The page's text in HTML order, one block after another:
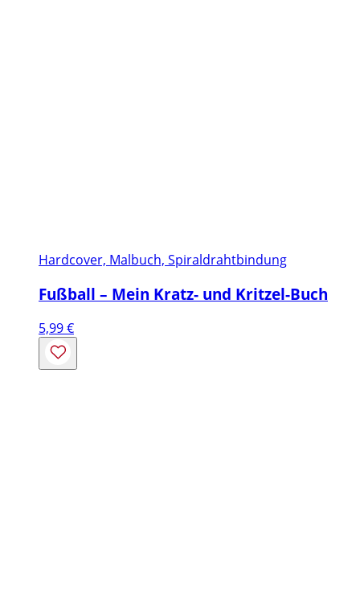
Hardcover, Malbuch, Spiraldrahtbindung
Fußball – Mein Kratz- und Kritzel-Buch
5,99€